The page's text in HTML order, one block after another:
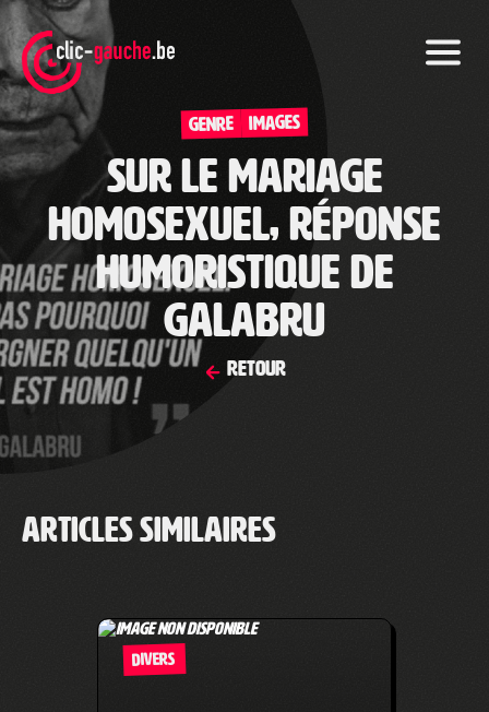
Skip
to
the
content
Genre IMAGES
Sur le mariage
homosexuel, réponse
humoristique de
Galabru
Retour
Articles similaires
DIVERS